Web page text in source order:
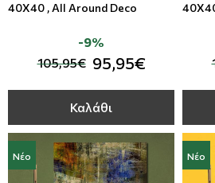
40Χ40 , All Around Deco
105,95€ 95,95€
-9%
Καλάθι
Νέο Νέο